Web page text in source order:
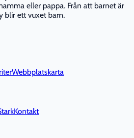
eller pappa. Från att barnet är
blir ett vuxet barn.
Webbplatskarta
Kontakt